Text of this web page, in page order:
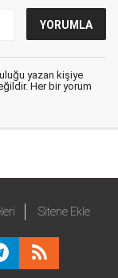
yazan kişiye
Her bir yorum
Sitene Ekle